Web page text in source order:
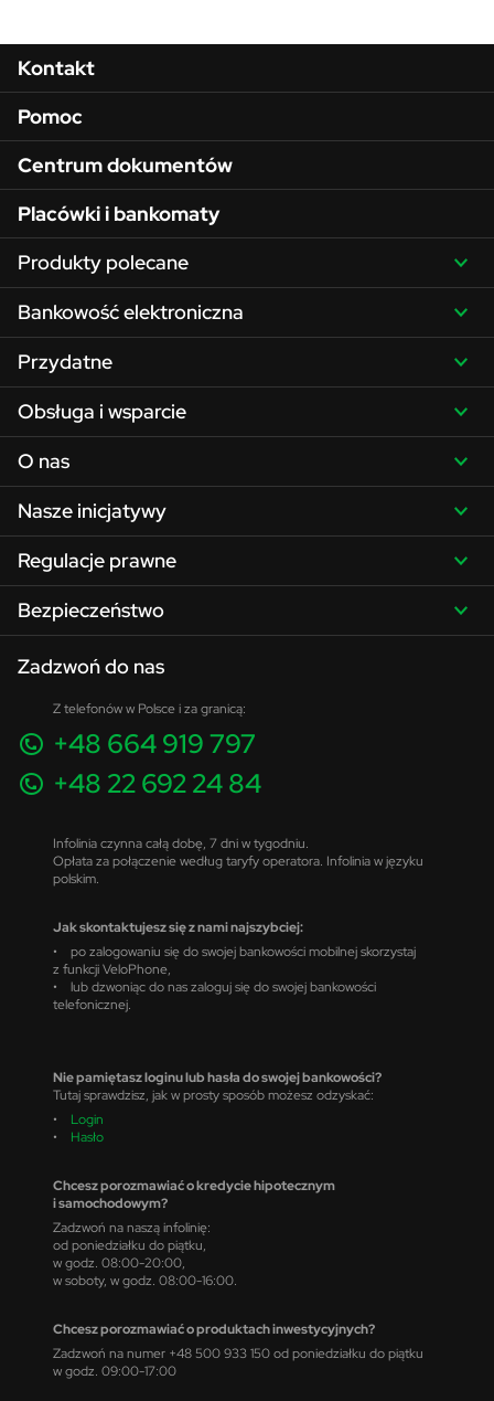
Menu w stopce
Kontakt
Pomoc
Centrum dokumentów
Placówki i bankomaty
Produkty polecane
Bankowość elektroniczna
Przydatne
Obsługa i wsparcie
O nas
Nasze inicjatywy
Regulacje prawne
Bezpieczeństwo
Zadzwoń do nas
Z telefonów w Polsce i za granicą:
+48 664 919 797
+48 22 692 24 84
Infolinia czynna całą dobę, 7 dni w tygodniu.
Opłata za połączenie według taryfy operatora. Infolinia w języku
polskim.
Jak skontaktujesz się z nami najszybciej:
• po zalogowaniu się do swojej bankowości mobilnej skorzystaj
z funkcji VeloPhone,
• lub dzwoniąc do nas zaloguj się do swojej bankowości
telefonicznej.
Nie pamiętasz loginu lub hasła do swojej bankowości?
Tutaj sprawdzisz, jak w prosty sposób możesz odzyskać:
• Login
• Hasło
Chcesz porozmawiać o kredycie hipotecznym
i samochodowym?
Zadzwoń na naszą infolinię:
od poniedziałku do piątku,
w godz. 08:00-20:00,
w soboty, w godz. 08:00-16:00.
Chcesz porozmawiać o produktach inwestycyjnych?
Zadzwoń na numer +48 500 933 150 od poniedziałku do piątku
w godz. 09:00-17:00